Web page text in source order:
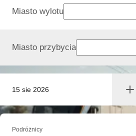
15 sie 2026
Miasto wylotu
Miasto przybycia
Podróżnicy